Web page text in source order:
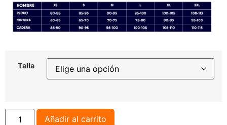
Talla
Añadir al carrito